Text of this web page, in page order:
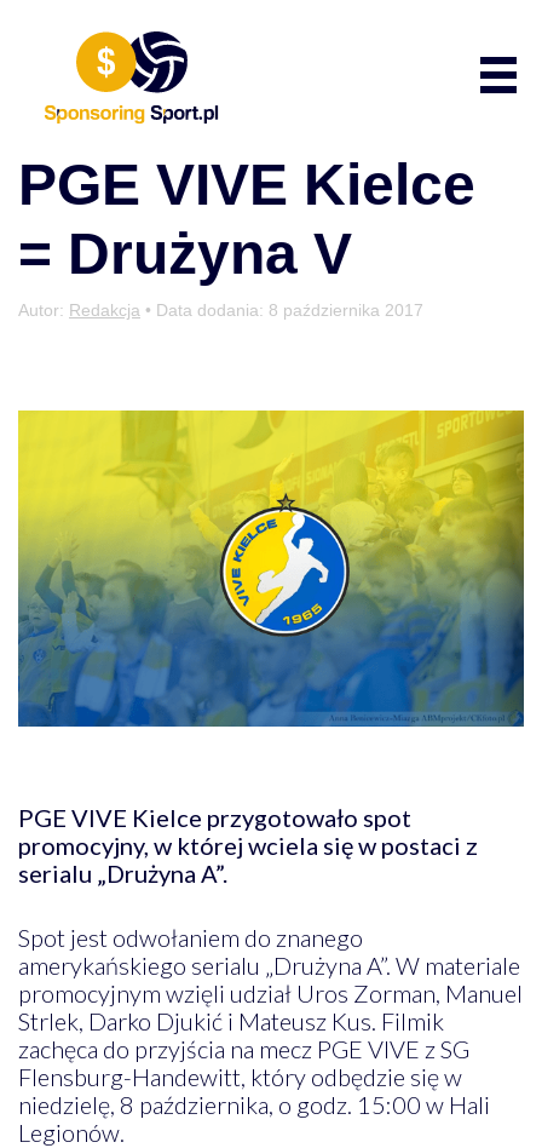
PGE VIVE Kielce
= Drużyna V
Autor: Redakcja • Data dodania: 8 października 2017
PGE VIVE Kielce przygotowało spot
promocyjny, w której wciela się w postaci z
serialu „Drużyna A”.
Spot jest odwołaniem do znanego
amerykańskiego serialu „Drużyna A”. W materiale
promocyjnym wzięli udział Uros Zorman, Manuel
Strlek, Darko Djukić i Mateusz Kus. Filmik
zachęca do przyjścia na mecz PGE VIVE z SG
Flensburg-Handewitt, który odbędzie się w
niedzielę, 8 października, o godz. 15:00 w Hali
Legionów.